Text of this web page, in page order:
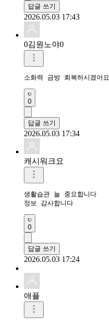
답글 쓰기
2026.05.03 17:43
0김원노야0
소화력 금방 회복하시겠어요
0
답글 쓰기
2026.05.03 17:34
캐시워크요
생활습관 늘 중요합니다
정보 감사합니다
0
답글 쓰기
2026.05.03 17:24
애플